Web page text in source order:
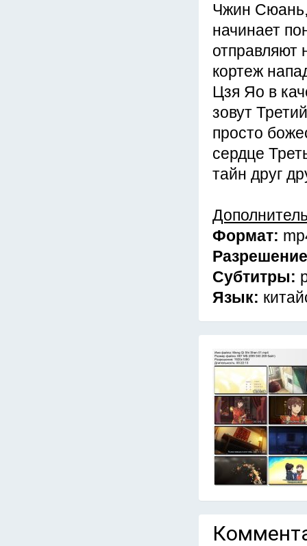
Чжин Сюань,
начинает
отправляют
кортеж
Цзя Яо в
зовут
просто
сердце
тайн друг
Формат:
Субтитры:
Язык: